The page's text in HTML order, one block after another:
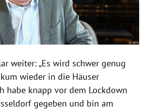
weiter: „Es wird schwer genug
wieder in die Häuser
habe knapp vor dem Lockdown
gegeben und bin am